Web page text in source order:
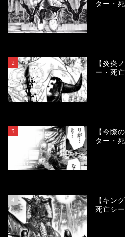
ター・
2
【炎炎
ー・死
3
【今際
ター・
4
【キン
死亡シ